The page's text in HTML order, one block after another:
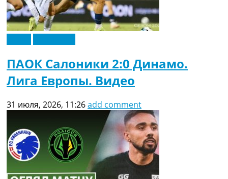
ПАОК Салоники 2:0 Динамо.
Лига Европы. Видео
31 июля, 2026, 11:26add comment